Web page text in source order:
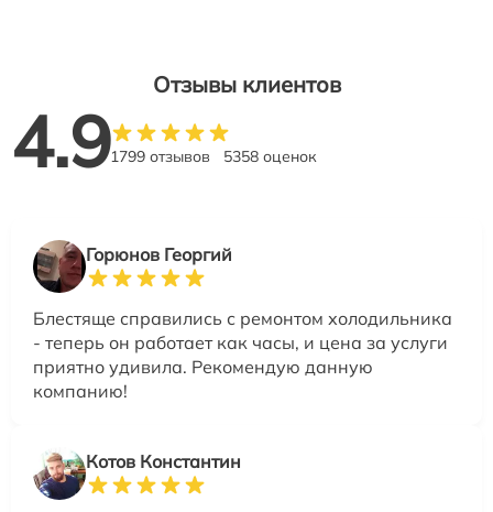
Отзывы клиентов
4.91799 отзывов 5358 оценок
Горюнов Георгий
Блестяще справились с ремонтом холодильника
- теперь он работает как часы, и цена за услуги
приятно удивила. Рекомендую данную
компанию!
Котов Константин